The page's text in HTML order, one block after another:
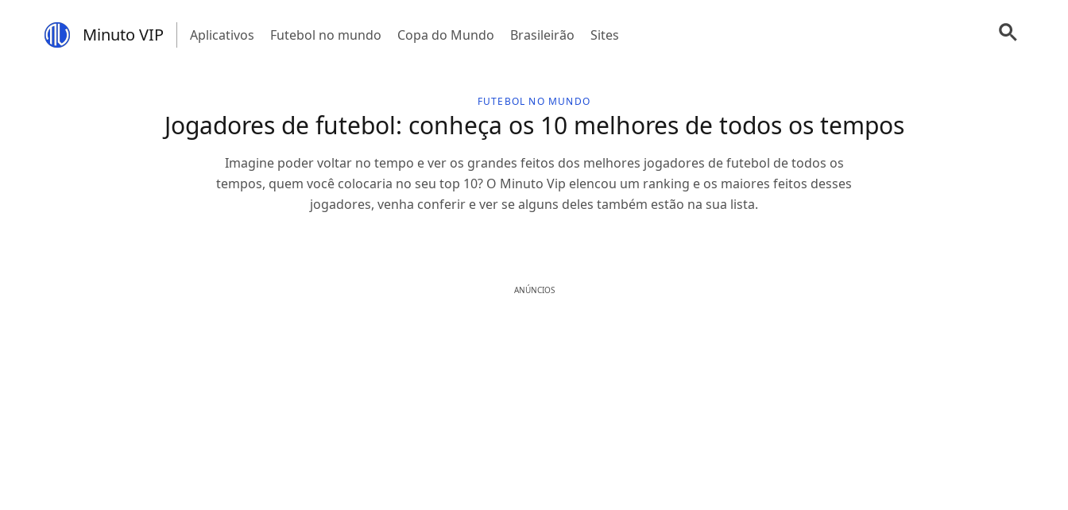
Minuto VIP Aplicativos Futebol no mundo Copa do Mundo Brasileirão Sites
FUTEBOL NO MUNDO
Jogadores de futebol: conheça os 10 melhores de todos os tempos
Imagine poder voltar no tempo e ver os grandes feitos dos melhores jogadores de futebol de todos os
tempos, quem você colocaria no seu top 10? O Minuto Vip elencou um ranking e os maiores feitos desses
jogadores, venha conferir e ver se alguns deles também estão na sua lista.
ANÚNCIOS